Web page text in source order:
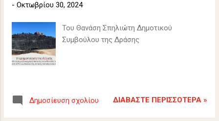
- Οκτωβρίου 30, 2024
Του Θανάση Σπηλιώτη Δημοτικού
Συμβούλου της Δράσης
Δημοσίευση σχολίου ΔΙΑΒΆΣΤΕ ΠΕΡΙΣΣΌΤΕΡΑ »